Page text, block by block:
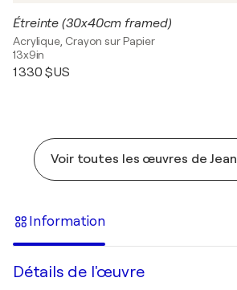
Étreinte (30x40cm framed)
Acrylique, Crayon sur Papier
13x9in
1 330 $US
Voir toutes les œuvres de
Information
Détails de l'œuvre